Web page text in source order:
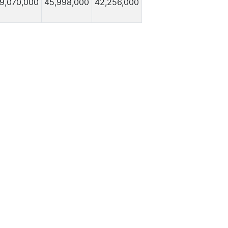
45,998,000 42,256,000